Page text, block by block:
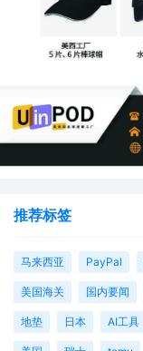
推荐标签
马来西亚 PayPal
美国海关 国内要闻
地垫 日本 AI工具